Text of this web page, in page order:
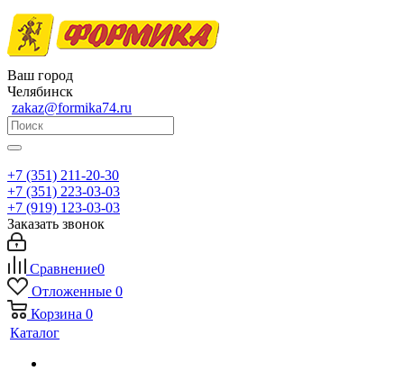
Ваш город
Челябинск
zakaz@formika74.ru
+7 (351) 211-20-30
+7 (351) 223-03-03
+7 (919) 123-03-03
Заказать звонок
Сравнение0
Отложенные 0
Корзина 0
Каталог